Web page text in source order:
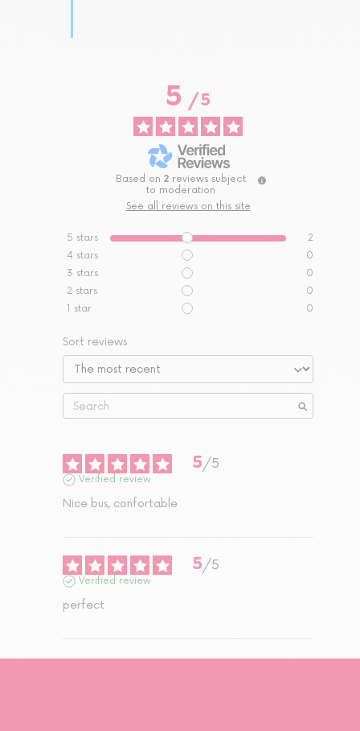
5 / 5
Based on 2 reviews subject
to moderation
See all reviews on this site
5 stars
2
4 stars
0
3 stars
0
2 stars
0
1 star 0
Sort reviews
5/5
Verified review
Nice bus, confortable
5/5
Verified review
perfect